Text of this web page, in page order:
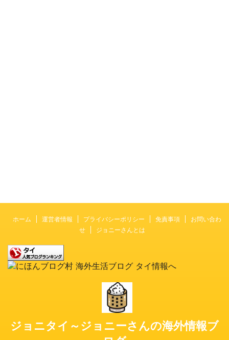
ホーム 運営者情報 プライバシーポリシー 免責事項
お問い合わ
せ
ジョニーさんとは
ジョニタイ～ジョニーさんの海外情報ブ